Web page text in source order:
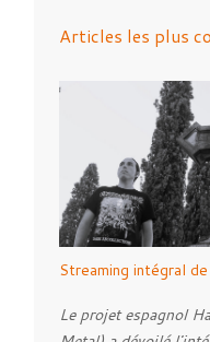
Articles les plus
Streaming intégral
Le projet espagnol